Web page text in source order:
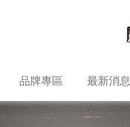
品牌專區 最新消息